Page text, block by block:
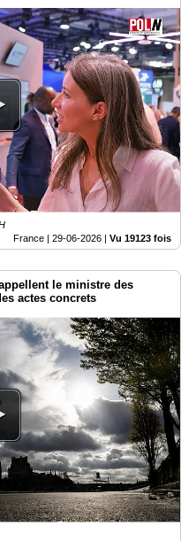
France | 29-06-2026 Vu 19123 fois
le ministre des
actes concrets